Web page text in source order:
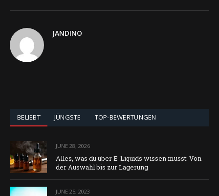
JANDINO
BELIEBT JÜNGSTE TOP-BEWERTUNGEN
JUNE 28, 2026
Alles, was du über E-Liquids wissen musst: Von
der Auswahl bis zur Lagerung
JUNE 25, 2023